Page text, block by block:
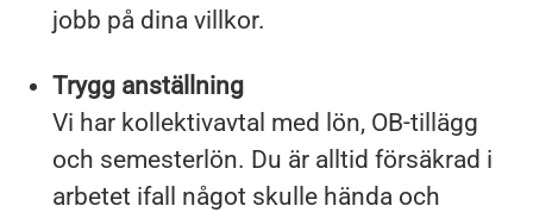
jobb på dina villkor.
Trygg anställning
Vi har kollektivavtal med lön, OB-tillägg
och semesterlön. Du är alltid försäkrad i
arbetet ifall något skulle hända och